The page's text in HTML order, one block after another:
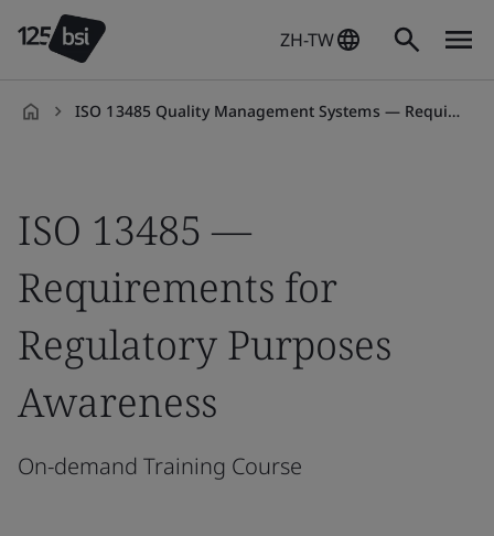
ZH-TW
ISO 13485 Quality Management Systems — Requirements for Regulatory Purposes Awareness On-demand Training Course
ISO 13485 —
Requirements for
Regulatory Purposes
Awareness
On-demand Training Course